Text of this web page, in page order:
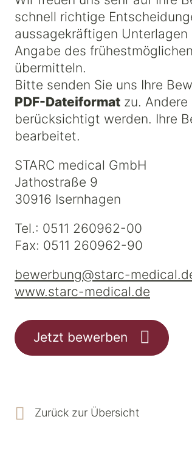
schnell richtige
aussagekräftigen
Angabe des
übermitteln.
Bitte senden Sie uns Ihre
PDF-Dateiformat zu.
berücksichtigt werden. Ihre
bearbeitet.
STARC medical GmbH
Jathostraße 9
30916 Isernhagen
Tel.: 0511 260962-00
Fax: 0511 260962-90
bewerbung@starc-
www.starc-medical.de
Jetzt bewerben
Zurück zur Übersicht